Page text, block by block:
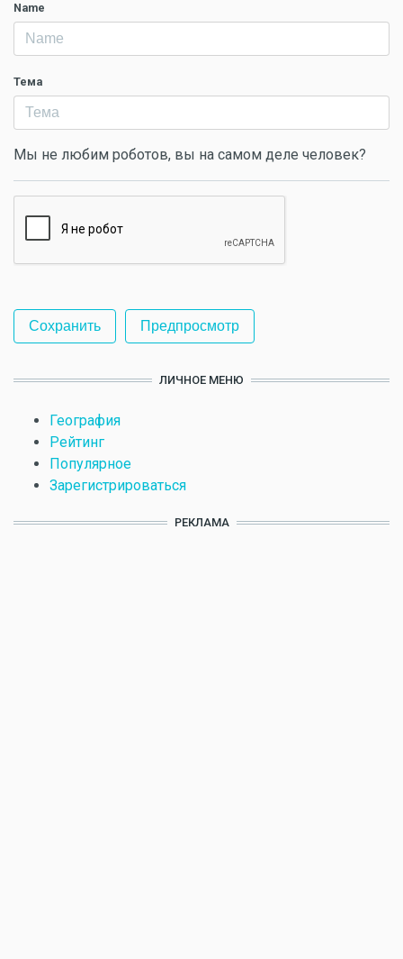
Name
Тема
Мы не любим роботов, вы на самом деле человек?
ЛИЧНОЕ МЕНЮ
География
Рейтинг
Популярное
Зарегистрироваться
РЕКЛАМА